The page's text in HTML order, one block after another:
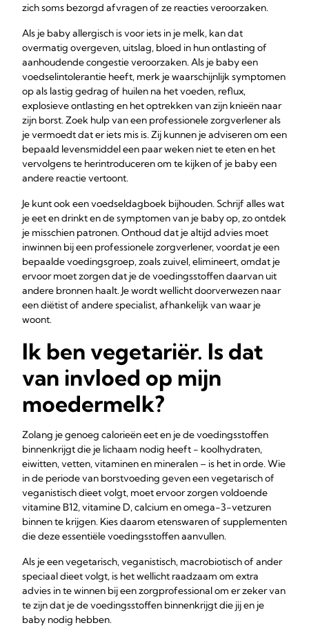
zich soms bezorgd afvragen of ze reacties veroorzaken.
Als je baby allergisch is voor iets in je melk, kan dat
overmatig overgeven, uitslag, bloed in hun ontlasting of
aanhoudende congestie veroorzaken. Als je baby een
voedselintolerantie heeft, merk je waarschijnlijk symptomen
op als lastig gedrag of huilen na het voeden, reflux,
explosieve ontlasting en het optrekken van zijn knieën naar
zijn borst. Zoek hulp van een professionele zorgverlener als
je vermoedt dat er iets mis is. Zij kunnen je adviseren om een
bepaald levensmiddel een paar weken niet te eten en het
vervolgens te herintroduceren om te kijken of je baby een
andere reactie vertoont.
Je kunt ook een voedseldagboek bijhouden. Schrijf alles wat
je eet en drinkt en de symptomen van je baby op, zo ontdek
je misschien patronen. Onthoud dat je altijd advies moet
inwinnen bij een professionele zorgverlener, voordat je een
bepaalde voedingsgroep, zoals zuivel, elimineert, omdat je
ervoor moet zorgen dat je de voedingsstoffen daarvan uit
andere bronnen haalt. Je wordt wellicht doorverwezen naar
een diëtist of andere specialist, afhankelijk van waar je
woont.
Ik ben vegetariër. Is dat
van invloed op mijn
moedermelk?
Zolang je genoeg calorieën eet en je de voedingsstoffen
binnenkrijgt die je lichaam nodig heeft - koolhydraten,
eiwitten, vetten, vitaminen en mineralen – is het in orde. Wie
in de periode van borstvoeding geven een vegetarisch of
veganistisch dieet volgt, moet ervoor zorgen voldoende
vitamine B12, vitamine D, calcium en omega-3-vetzuren
binnen te krijgen. Kies daarom etenswaren of supplementen
die deze essentiële voedingsstoffen aanvullen.
Als je een vegetarisch, veganistisch, macrobiotisch of ander
speciaal dieet volgt, is het wellicht raadzaam om extra
advies in te winnen bij een zorgprofessional om er zeker van
te zijn dat je de voedingsstoffen binnenkrijgt die jij en je
baby nodig hebben.